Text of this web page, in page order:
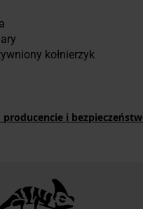
kołnierzyk
i